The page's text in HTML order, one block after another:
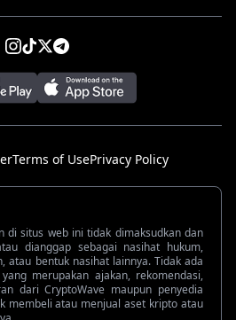
Terms of UsePrivacy Policy
di situs web ini tidak dimaksudkan dan
dianggap sebagai nasihat hukum,
atau bentuk nasihat lainnya. Tidak ada
merupakan ajakan, rekomendasi,
dari CryptoWave maupun penyedia
membeli atau menjual aset kripto atau